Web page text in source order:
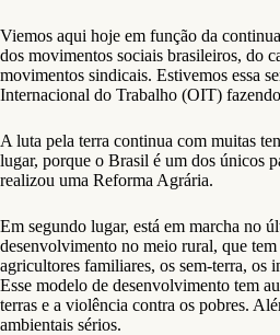
Viemos aqui hoje em função da
dos movimentos sociais brasileiros, do
movimentos sindicais. Estivemos essa
Internacional do Trabalho (OIT)
A luta pela terra continua com muitas
lugar, porque o Brasil é um dos únicos
realizou uma Reforma Agrária.
Em segundo lugar, está em marcha no
desenvolvimento no meio rural, que
agricultores familiares, os sem-terra, os
Esse modelo de desenvolvimento tem
terras e a violência contra os pobres.
ambientais sérios.